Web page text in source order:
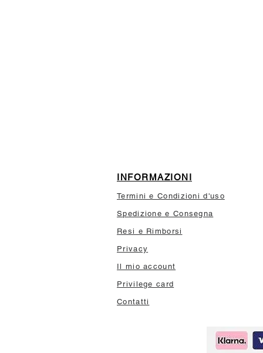
INFORMAZIONI
Termini e Condizioni d'uso
Spedizione e Consegna
Resi e Rimborsi
Privacy
Il mio account
Privilege card
Contatti